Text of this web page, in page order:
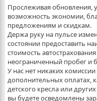
Прослеживая обновления,
возможность экономии,
предложениям и скидкам.
Держа руку на пульсе
состоянии предоставить
стоимость
неограниченный пробег и
У нас нет никаких
дополнительных оплатах,
детского кресла или
вы будете осведомлены